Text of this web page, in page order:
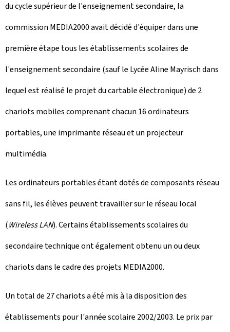
du cycle supérieur de l'enseignement secondaire, la
commission MEDIA2000 avait décidé d'équiper dans une
première étape tous les établissements scolaires de
l'enseignement secondaire (sauf le Lycée Aline Mayrisch dans
lequel est réalisé le projet du cartable électronique) de 2
chariots mobiles comprenant chacun 16 ordinateurs
portables, une imprimante réseau et un projecteur
multimédia.
Les ordinateurs portables étant dotés de composants réseau
sans fil, les élèves peuvent travailler sur le réseau local
(Wireless LAN). Certains établissements scolaires du
secondaire technique ont également obtenu un ou deux
chariots dans le cadre des projets MEDIA2000.
Un total de 27 chariots a été mis à la disposition des
établissements pour l'année scolaire 2002/2003. Le prix par